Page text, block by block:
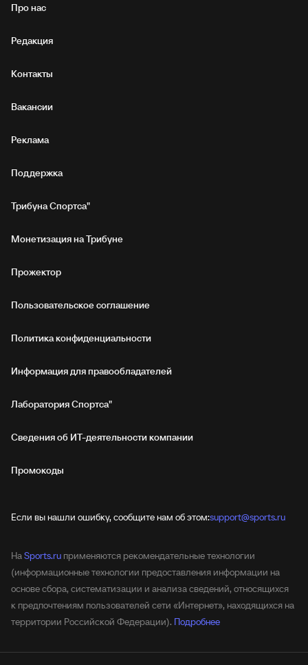
Про нас
Редакция
Контакты
Вакансии
Реклама
Поддержка
Трибуна Спортса"
Монетизация на Трибуне
Прожектор
Пользовательское соглашение
Политика конфиденциальности
Информация для правообладателей
Лаборатория Спортса"
Сведения об ИТ‑деятельности компании
Промокоды
Если вы нашли ошибку, сообщите нам об этом:support@sports.ru
НаSports.ru применяются рекомендательные технологии
(информационные технологии предоставления информации на
основе сбора, систематизации и анализа сведений, относящихся
к предпочтениям пользователей сети «Интернет», находящихся на
территории Российской Федерации). Подробнее